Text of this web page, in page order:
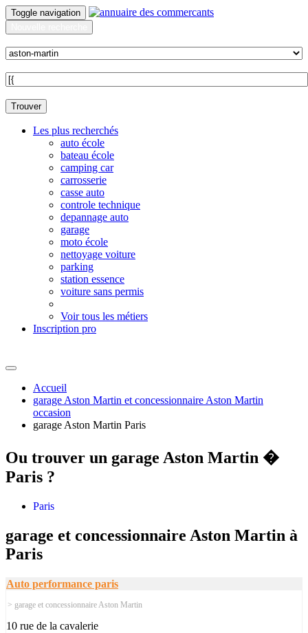
Toggle navigation
Trouver
Les plus recherchés
auto école
bateau école
camping car
carrosserie
casse auto
controle technique
depannage auto
garage
moto école
nettoyage voiture
parking
station essence
voiture sans permis
Voir tous les métiers
Inscription pro
Accueil
garage Aston Martin et concessionnaire Aston Martin
occasion
garage Aston Martin Paris
Ou trouver un garage Aston Martin �
Paris ?
Paris
garage et concessionnaire Aston Martin à
Paris
Auto performance paris
> garage et concessionnaire Aston Martin
10 rue de la cavalerie